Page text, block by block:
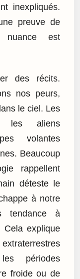
inexpliqués.
preuve de
nuance est
des récits.
nos peurs,
le ciel. Les
les aliens
volantes
Beaucoup
rappellent
déteste le
à notre
tendance à
Cela explique
périodes
froide ou de